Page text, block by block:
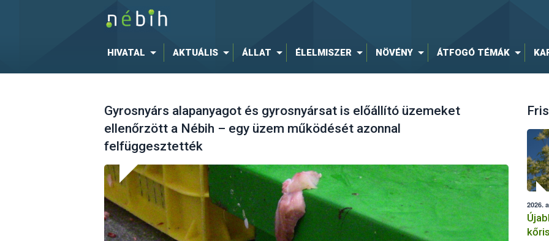
HIVATAL AKTUÁLIS ÁLLAT ÉLELMISZER NÖVÉNY ÁTFOGÓ TÉMÁK
Gyrosnyárs alapanyagot és gyrosnyársat is előállító üzemeket
ellenőrzött a Nébih – egy üzem működését azonnal
felfüggesztették
2026.